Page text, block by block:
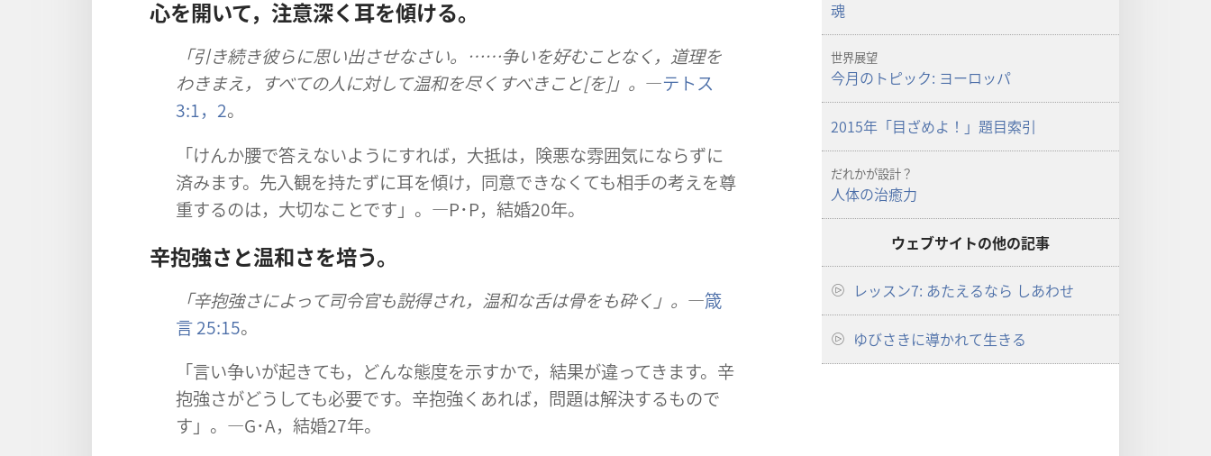
心​を​開い​て，注意深く​耳​を​傾ける。
「引き続き​彼ら​に​思い出さ​せ​なさい。……争い​を​好む​こと​なく，道理​を​
わきまえ，すべて​の​人​に​対し​て​温和​を​尽くす​べき​こと[を]」。 ―テトス
3:1，2。
「けんか腰​で​答え​ない​よう​に​すれ​ば，大抵​は，険悪​な​雰囲気​に​なら​ず​に​
済み​ます。先入​観​を​持た​ず​に​耳​を​傾け，同意​でき​なく​て​も​相手​の​考え​を​尊
重​する​の​は，大切​な​こと​です」。―P​･​P，結婚​20​年。
辛抱強さ​と​温和​さ​を​培う。
「辛抱強さ​に​よっ​て​司令​官​も​説得​さ​れ，温和​な​舌​は​骨​を​も​砕く」。 ―箴
言 25:15。
「言い争い​が​起き​て​も，どんな​態度​を​示す​か​で，結果​が​違っ​て​き​ます。辛
抱強さ​が​どうして​も​必要​です。辛抱強く​あれ​ば，問題​は​解決​する​もの​で
す」。―G​･​A，結婚​27​年。
ら
に
ら
に
は
魂
世界展望
今月のトピック: ヨーロッパ
2015年「目ざめよ！」題目索引
だれかが設計？
人体の治癒力
ウェブサイトの他の記事
レッスン7: あたえるなら しあわせ
ゆびさきに導かれて生きる